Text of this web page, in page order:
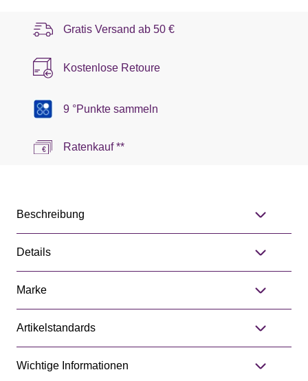
Gratis Versand ab 50 €
Kostenlose Retoure
9 °Punkte sammeln
Ratenkauf **
Beschreibung
Details
Marke
Artikelstandards
Wichtige Informationen